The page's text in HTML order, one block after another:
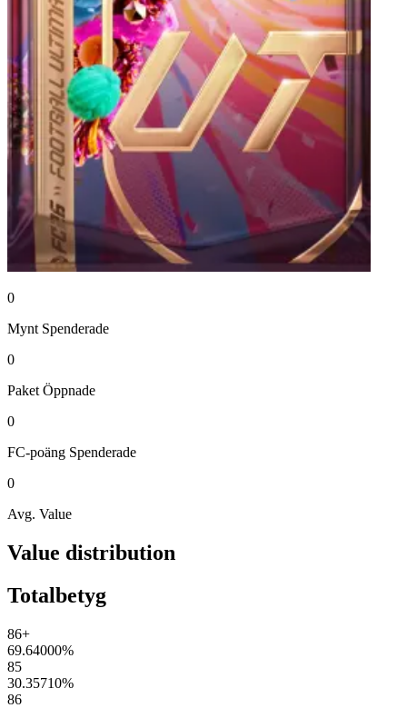
0
Mynt Spenderade
0
Paket Öppnade
0
FC-poäng Spenderade
0
Avg. Value
Value distribution
Totalbetyg
86+
69.64000%
85
30.35710%
86